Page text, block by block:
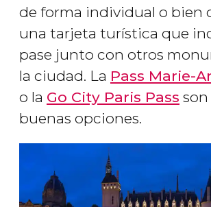
de forma individual o bien
una tarjeta turística que
pase junto con otros
la ciudad. La Pass Marie-
o la Go City Paris Pass
buenas opciones.